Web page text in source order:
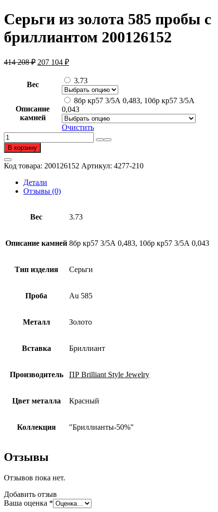
Серьги из золота 585 пробы с
бриллиантом 200126152
414 208₽ Первоначальная
составляла
414
207 104 ₽Текущая
207
104 ₽.
Вес 3.73
Описание
камней
8бр кр57 3/5А 0,483, 10бр кр57 3/5А
0,043
Очистить
Количество
товара
Серьги
из
золота
пробы
В корзину
Код товара: 200126152 Артикул: 4277-210
Детали
Отзывы (0)
Вес 3.73
Описание камней 8бр кр57 3/5А 0,483, 10бр кр57 3/5А 0,043
Тип изделия Серьги
Проба Au 585
Металл Золото
Вставка Бриллиант
Производитель ПР Brilliant Style Jewelry
Цвет металла Красный
Коллекция "Бриллианты-50%"
Отзывы
Отзывов пока нет.
Добавить отзыв
Ваша оценка *